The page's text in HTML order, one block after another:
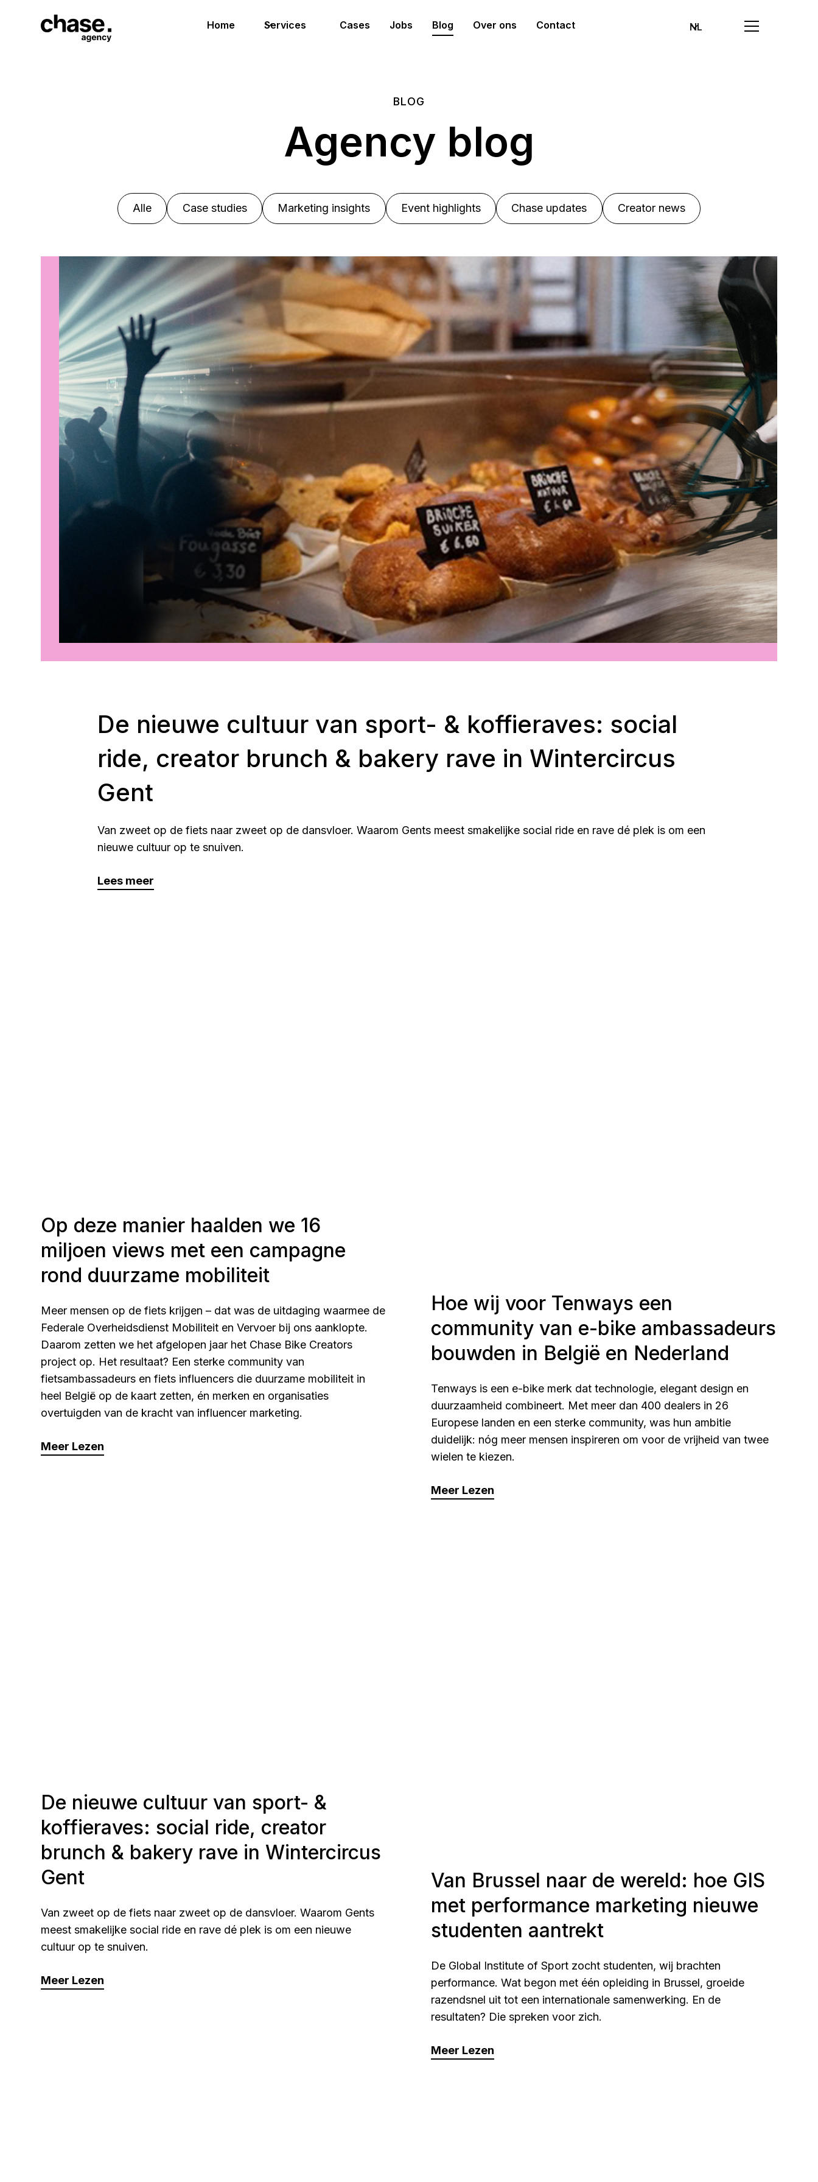
Home Services Cases Jobs Blog Over ons Contact NL
BLOG
Agency blog
Alle Case studies Marketing insights Event highlights Chase updates Creator news
De nieuwe cultuur van sport- & koffieraves: social
ride, creator brunch & bakery rave in Wintercircus
Gent
Van zweet op de fiets naar zweet op de dansvloer. Waarom Gents meest smakelijke social ride en rave dé plek is om een
nieuwe cultuur op te snuiven.
Lees meer
Op deze manier haalden we 16
miljoen views met een campagne
rond duurzame mobiliteit
Meer mensen op de fiets krijgen – dat was de uitdaging waarmee de
Federale Overheidsdienst Mobiliteit en Vervoer bij ons aanklopte.
Daarom zetten we het afgelopen jaar het Chase Bike Creators
project op. Het resultaat? Een sterke community van
fietsambassadeurs en fiets influencers die duurzame mobiliteit in
heel België op de kaart zetten, én merken en organisaties
overtuigden van de kracht van influencer marketing.
Meer Lezen
Hoe wij voor Tenways een
community van e-bike ambassadeurs
bouwden in België en Nederland
Tenways is een e-bike merk dat technologie, elegant design en
duurzaamheid combineert. Met meer dan 400 dealers in 26
Europese landen en een sterke community, was hun ambitie
duidelijk: nóg meer mensen inspireren om voor de vrijheid van twee
wielen te kiezen.
Meer Lezen
De nieuwe cultuur van sport- &
koffieraves: social ride, creator
brunch & bakery rave in Wintercircus
Gent
Van zweet op de fiets naar zweet op de dansvloer. Waarom Gents
meest smakelijke social ride en rave dé plek is om een nieuwe
cultuur op te snuiven.
Meer Lezen
Van Brussel naar de wereld: hoe GIS
met performance marketing nieuwe
studenten aantrekt
De Global Institute of Sport zocht studenten, wij brachten
performance. Wat begon met één opleiding in Brussel, groeide
razendsnel uit tot een internationale samenwerking. En de
resultaten? Die spreken voor zich.
Meer Lezen